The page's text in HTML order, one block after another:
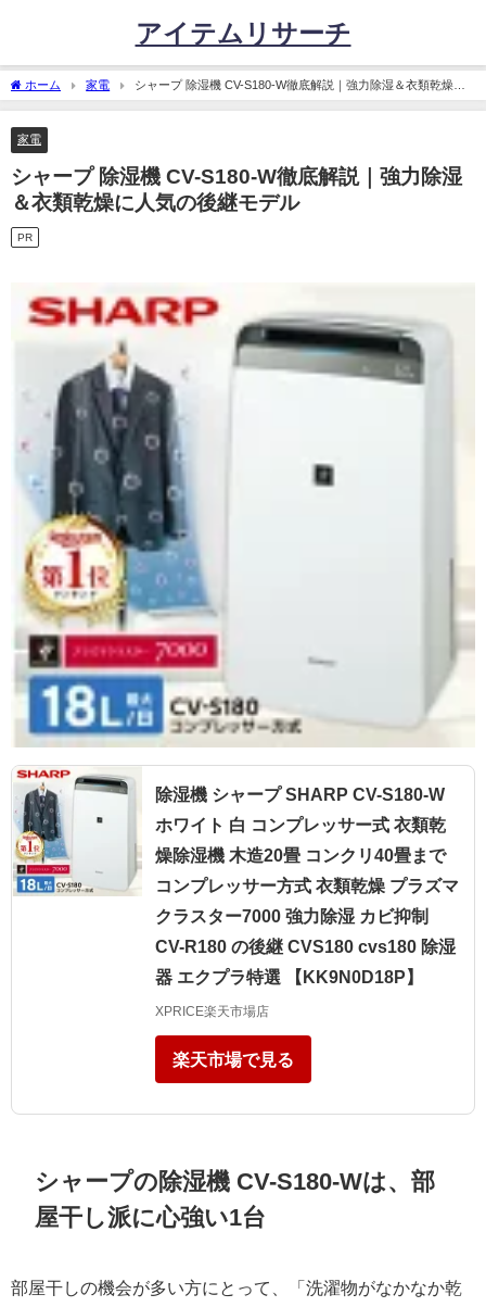
アイテムリサーチ
ホーム 家電
シャープ 除湿機 CV-S180-W徹底解説｜強力除湿＆衣類乾燥に
人気の後継モデル
家電
シャープ 除湿機 CV-S180-W徹底解説｜強力除湿
＆衣類乾燥に人気の後継モデル
PR
除湿機 シャープ SHARP CV-S180-W
ホワイト 白 コンプレッサー式 衣類乾
燥除湿機 木造20畳 コンクリ40畳まで
コンプレッサー方式 衣類乾燥 プラズマ
クラスター7000 強力除湿 カビ抑制
CV-R180 の後継 CVS180 cvs180 除湿
器 エクプラ特選 【KK9N0D18P】
XPRICE楽天市場店
楽天市場で見る
シャープの除湿機 CV-S180-Wは、部
屋干し派に心強い1台
部屋干しの機会が多い方にとって、「洗濯物がなかなか乾